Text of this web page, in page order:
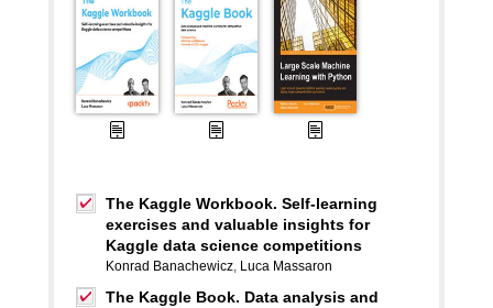
The Kaggle Workbook. Self-learning
exercises and valuable insights for
Kaggle data science competitions
Konrad Banachewicz, Luca Massaron
The Kaggle Book. Data analysis and